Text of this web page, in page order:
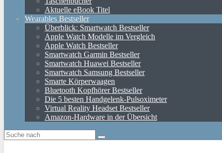
Aktuelle eBook Titel
Wearables Bestseller
Überblick: Smartwatch Bestseller
Apple Watch Modelle im Vergleich
Apple Watch Bestseller
Smartwatch Garmin Bestseller
Smartwatch Huawei Bestseller
Smartwatch Samsung Bestseller
Smarte Körperwaagen
Bluetooth Kopfhörer Bestseller
Die 5 besten Handgelenk-Pulsoximeter
Virtual Reality Headset Bestseller
Amazon-Hardware in der Übersicht